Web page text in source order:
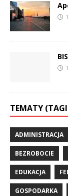
TEMATY
ADMINISTRACJA
BEZROBOCIE
EDUKACJA
GOSPODARKA